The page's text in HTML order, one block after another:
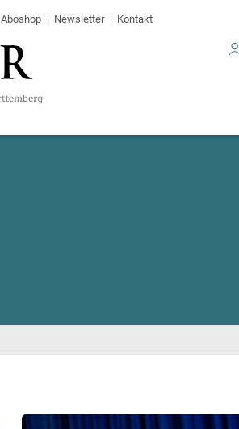
Aboshop Newsletter Kontakt